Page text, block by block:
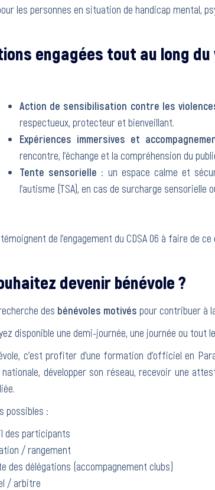
les personnes en situation de handicap mental,
engagées tout au long du
Action de sensibilisation contre les
respectueux, protecteur et bienveillant.
Expériences immersives et
rencontre, l’échange et la compréhension du
Tente sensorielle : un espace calme et
l’autisme (TSA), en cas de surcharge sensorielle
de l’engagement du CDSA 06 à faire de
devenir bénévole ?
des bénévoles motivés pour contribuer à
disponible une demi-journée, une journée ou tout
c’est profiter d’une formation d’officiel en
développer son réseau, recevoir une
possibles :
des participants
/ rangement
des délégations (accompagnement clubs)
/ arbitre